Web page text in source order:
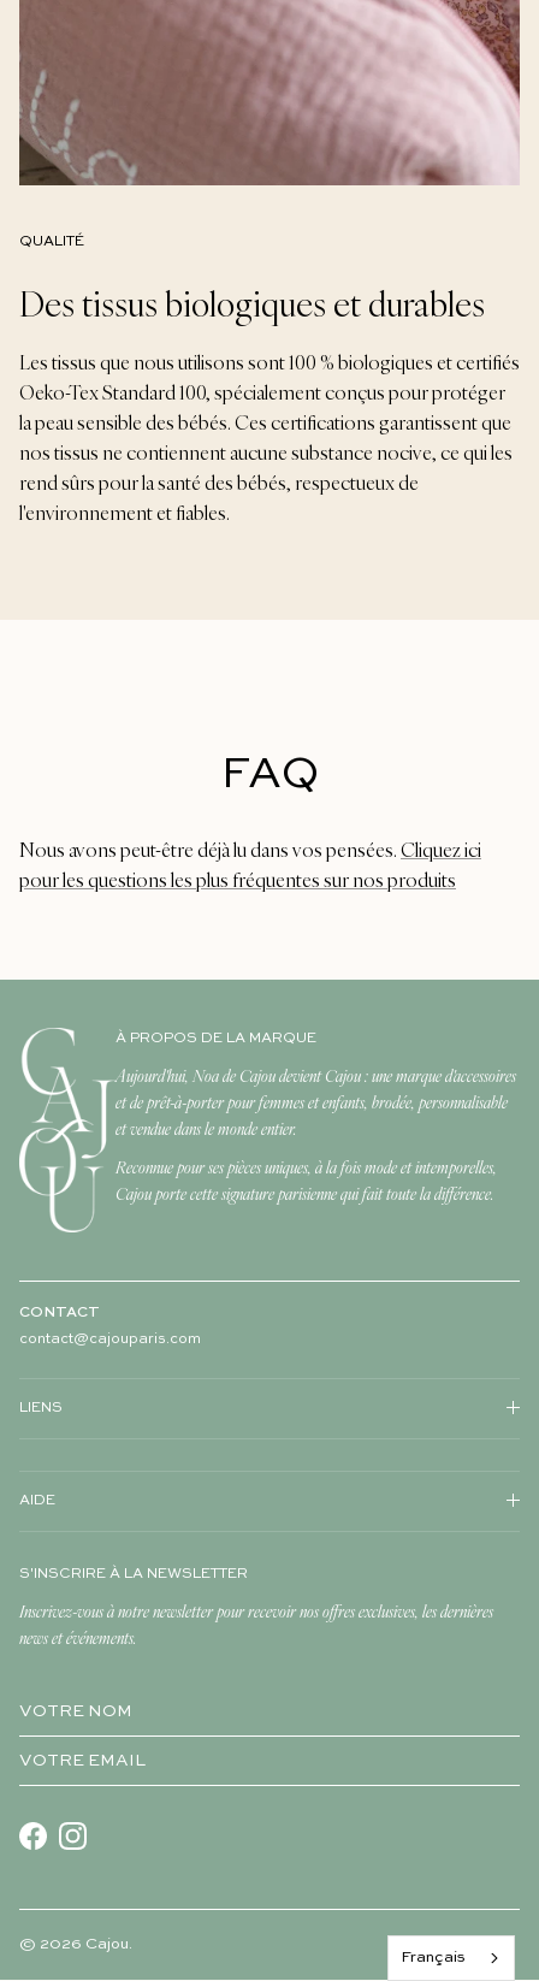
QUALITÉ
Des tissus biologiques et durables
Les tissus que nous utilisons sont 100 % biologiques et certifiés
Oeko-Tex Standard 100, spécialement conçus pour protéger
la peau sensible des bébés. Ces certifications garantissent que
nos tissus ne contiennent aucune substance nocive, ce qui les
rend sûrs pour la santé des bébés, respectueux de
l'environnement et fiables.
FAQ
Nous avons peut-être déjà lu dans vos pensées. Cliquez ici
pour les questions les plus fréquentes sur nos produits
À PROPOS DE LA MARQUE
Aujourd'hui, Noa de Cajou devient Cajou : une marque d'accessoires
et de prêt-à-porter pour femmes et enfants, brodée, personnalisable
et vendue dans le monde entier.
Reconnue pour ses pièces uniques, à la fois mode et intemporelles,
Cajou porte cette signature parisienne qui fait toute la différence.
CONTACT
contact@cajouparis.com
LIENS
AIDE
S'INSCRIRE À LA NEWSLETTER
Inscrivez-vous à notre newsletter pour recevoir nos offres exclusives, les dernières
news et événements.
FacebookInstagram
© 2026 Cajou.
Français